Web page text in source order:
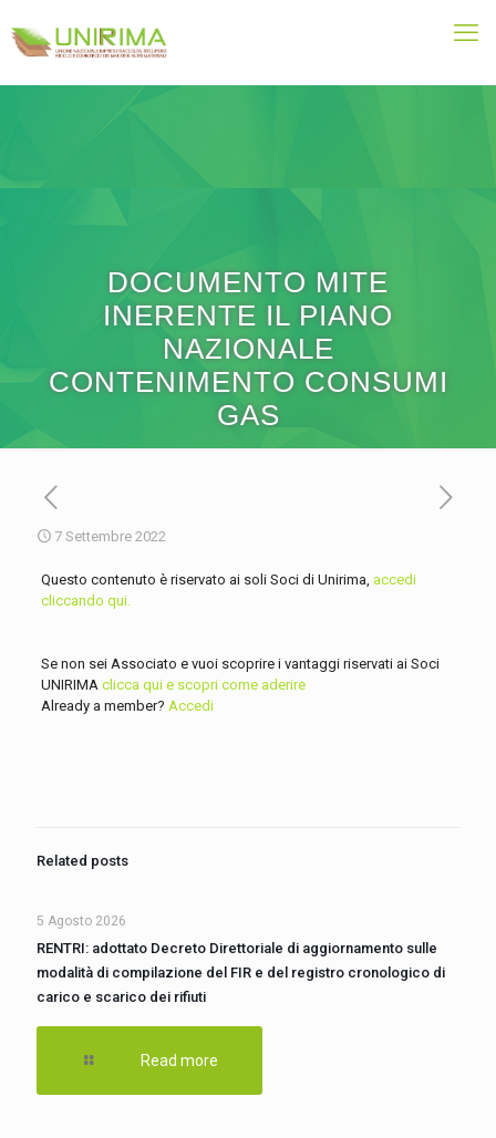
DOCUMENTO MITE
INERENTE IL PIANO
NAZIONALE
CONTENIMENTO CONSUMI
GAS
7 Settembre 2022
Questo contenuto è riservato ai soli Soci di Unirima, accedi
cliccando qui.
Se non sei Associato e vuoi scoprire i vantaggi riservati ai Soci
UNIRIMA clicca qui e scopri come aderire
Already a member? Accedi
Related posts
5 Agosto 2026
RENTRI: adottato Decreto Direttoriale di aggiornamento sulle
modalità di compilazione del FIR e del registro cronologico di
carico e scarico dei rifiuti
Read more